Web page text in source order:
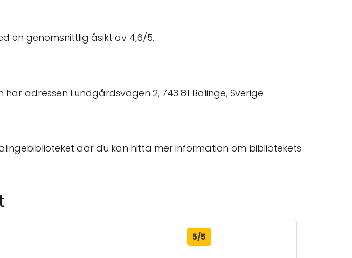
en genomsnittlig åsikt av 4,6/5.
adressen Lundgårdsvägen 2, 743 81 Bälinge, Sverige.
där du kan hitta mer information om bibliotekets
5/5